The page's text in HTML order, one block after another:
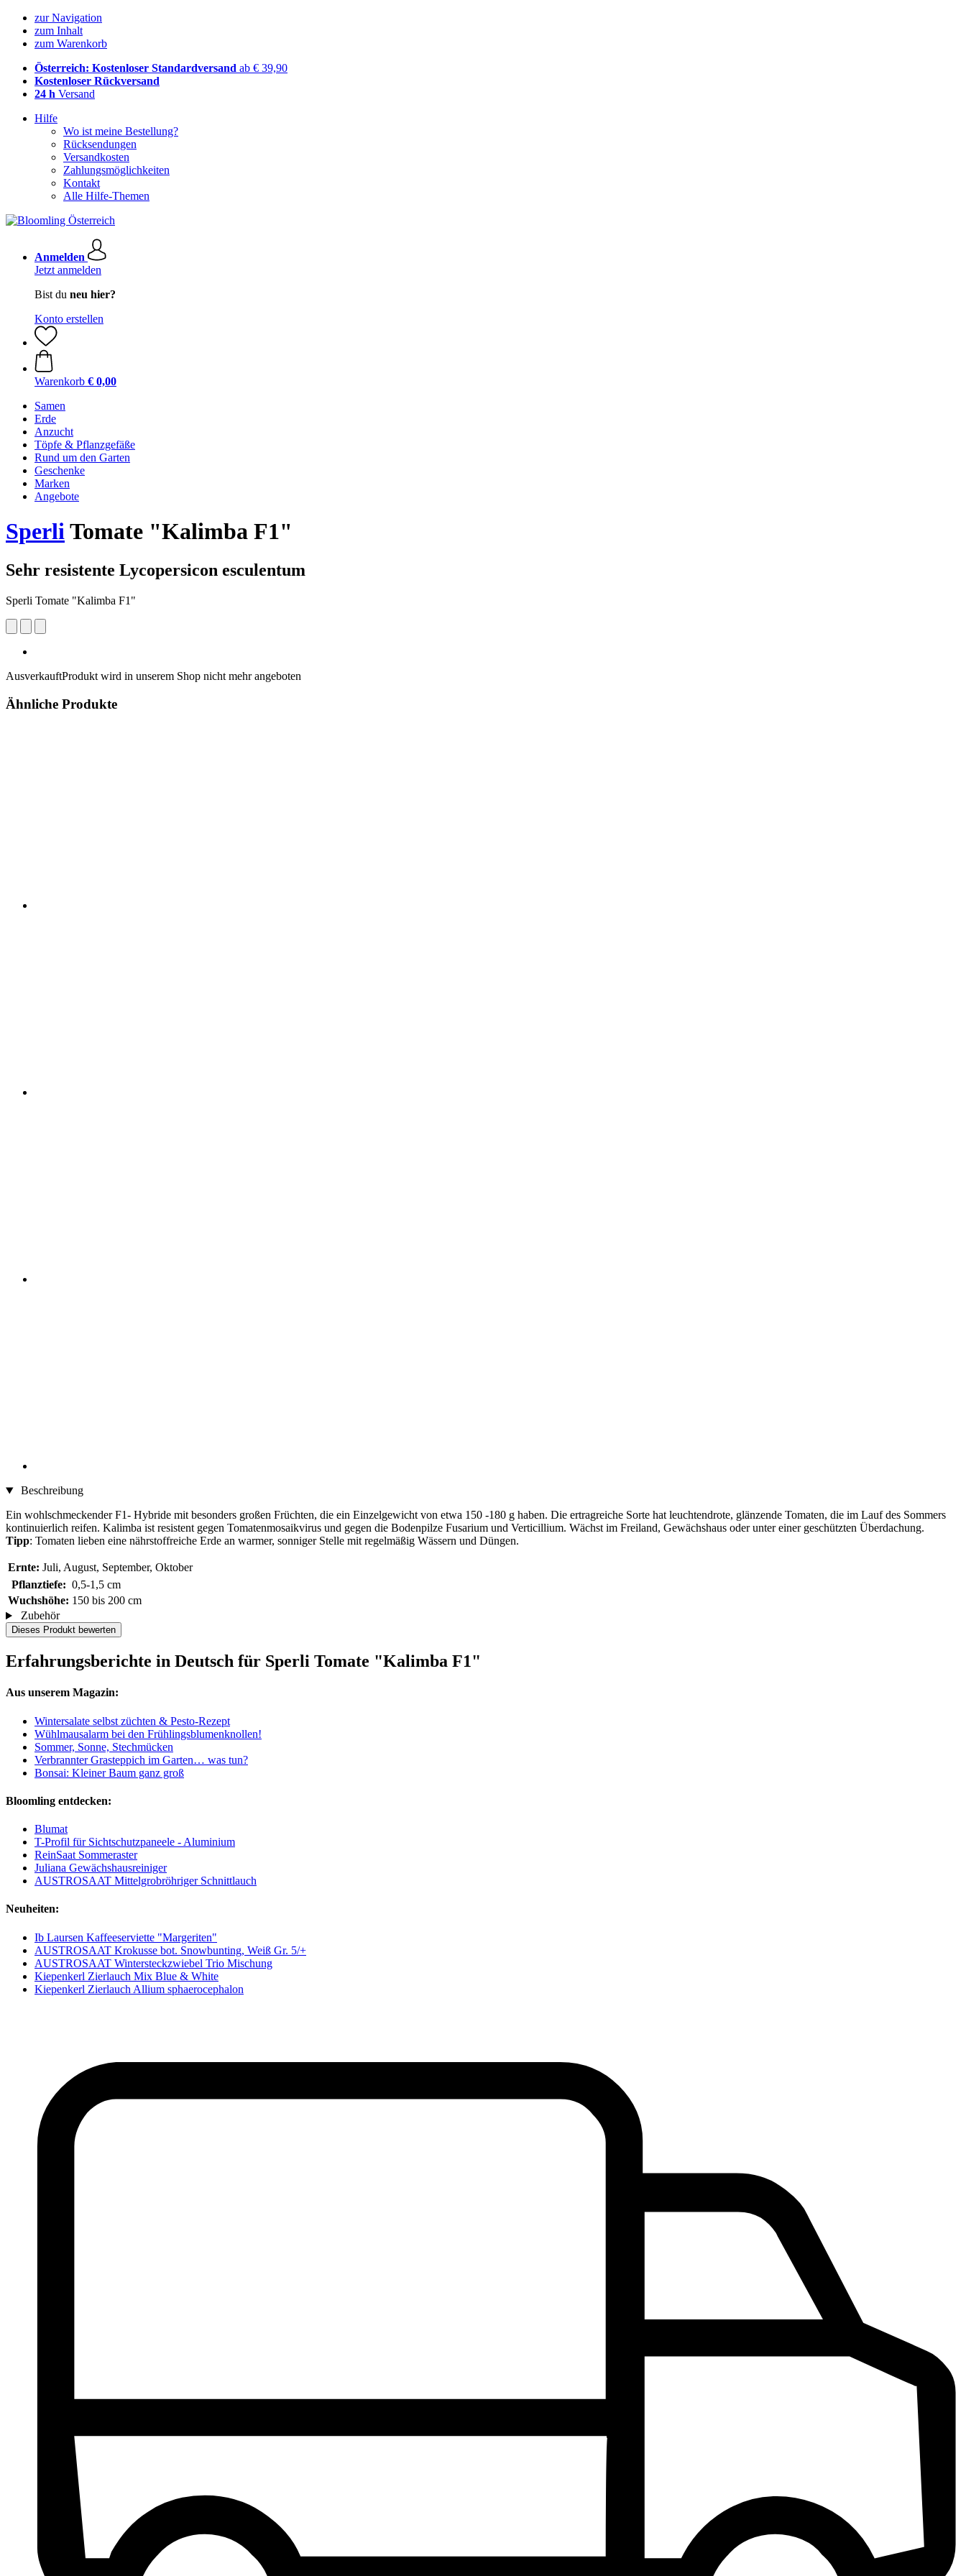
zur Navigation
zum Inhalt
zum Warenkorb
Österreich: Kostenloser Standardversand ab € 39,90
Kostenloser Rückversand
24 h Versand
Hilfe
Wo ist meine Bestellung?
Rücksendungen
Versandkosten
Zahlungsmöglichkeiten
Kontakt
Alle Hilfe-Themen
Anmelden
Jetzt anmelden
Bist du neu hier?
Konto erstellen
Warenkorb € 0,00
Samen
Erde
Anzucht
Töpfe & Pflanzgefäße
Rund um den Garten
Geschenke
Marken
Angebote
SperliTomate "Kalimba F1"
Sehr resistente Lycopersicon esculentum
Sperli Tomate "Kalimba F1"
AusverkauftProdukt wird in unserem Shop nicht mehr angeboten
Ähnliche Produkte
Beschreibung
Ein wohlschmeckender F1- Hybride mit besonders großen Früchten, die ein Einzelgewicht von etwa 150 -180 g haben. Die ertragreiche Sorte hat leuchtendrote, glänzende Tomaten, die im Lauf des Sommers
kontinuierlich reifen. Kalimba ist resistent gegen Tomatenmosaikvirus und gegen die Bodenpilze Fusarium und Verticillium. Wächst im Freiland, Gewächshaus oder unter einer geschützten Überdachung.
Tipp: Tomaten lieben eine nährstoffreiche Erde an warmer, sonniger Stelle mit regelmäßig Wässern und Düngen.
Ernte: Juli, August, September, Oktober
Pflanztiefe: 0,5-1,5 cm
Wuchshöhe: 150 bis 200 cm
Zubehör
Dieses Produkt bewerten
Erfahrungsberichte in Deutsch für Sperli Tomate "Kalimba F1"
Aus unserem Magazin:
Wintersalate selbst züchten & Pesto-Rezept
Wühlmausalarm bei den Frühlingsblumenknollen!
Sommer, Sonne, Stechmücken
Verbrannter Grasteppich im Garten… was tun?
Bonsai: Kleiner Baum ganz groß
Bloomling entdecken:
Blumat
T-Profil für Sichtschutzpaneele - Aluminium
ReinSaat Sommeraster
Juliana Gewächshausreiniger
AUSTROSAAT Mittelgrobröhriger Schnittlauch
Neuheiten:
Ib Laursen Kaffeeserviette "Margeriten"
AUSTROSAAT Krokusse bot. Snowbunting, Weiß Gr. 5/+
AUSTROSAAT Wintersteckzwiebel Trio Mischung
Kiepenkerl Zierlauch Mix Blue & White
Kiepenkerl Zierlauch Allium sphaerocephalon